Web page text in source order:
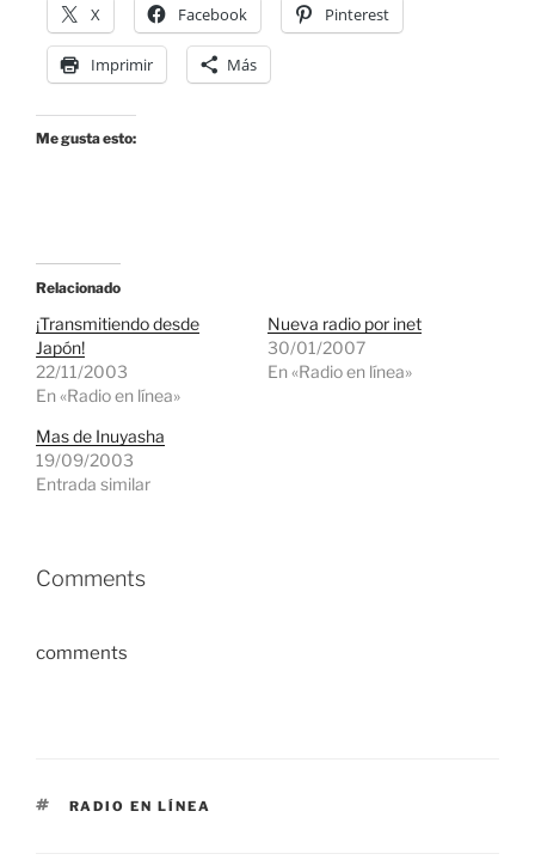
X Facebook Pinterest
Imprimir Más
Me gusta esto:
Relacionado
¡Transmitiendo desde
Japón!
22/11/2003
En «Radio en línea»
Nueva radio por inet
30/01/2007
En «Radio en línea»
Mas de Inuyasha
19/09/2003
Entrada similar
Comments
comments
ETIQUETAS
RADIO EN LÍNEA